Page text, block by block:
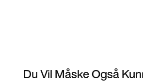
Du Vil Måske Også